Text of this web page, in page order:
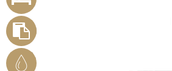
SUCHEN
FORMULARE
STADTWERKE